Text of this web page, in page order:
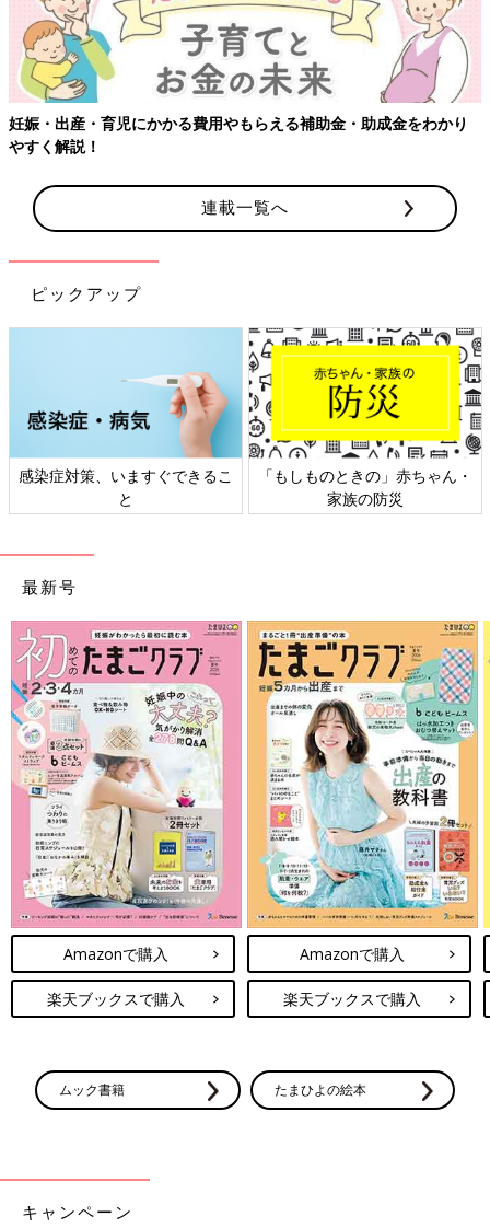
妊娠・出産・育児にかかる費用やもらえる補助金・助成金をわかり
やすく解説！
連載一覧へ
ピックアップ
感染症対策、いますぐできるこ
と
「もしものときの」赤ちゃん・
家族の防災
最新号
Amazonで購入
楽天ブックスで購入
Amazonで購入
楽天ブックスで購入
ムック書籍 たまひよの絵本
キャンペーン